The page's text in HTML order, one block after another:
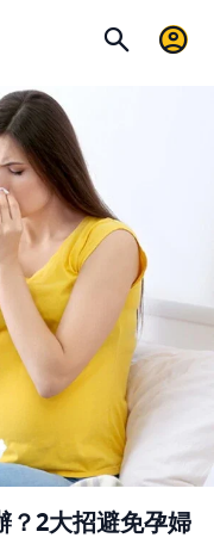
？2大招避免孕婦